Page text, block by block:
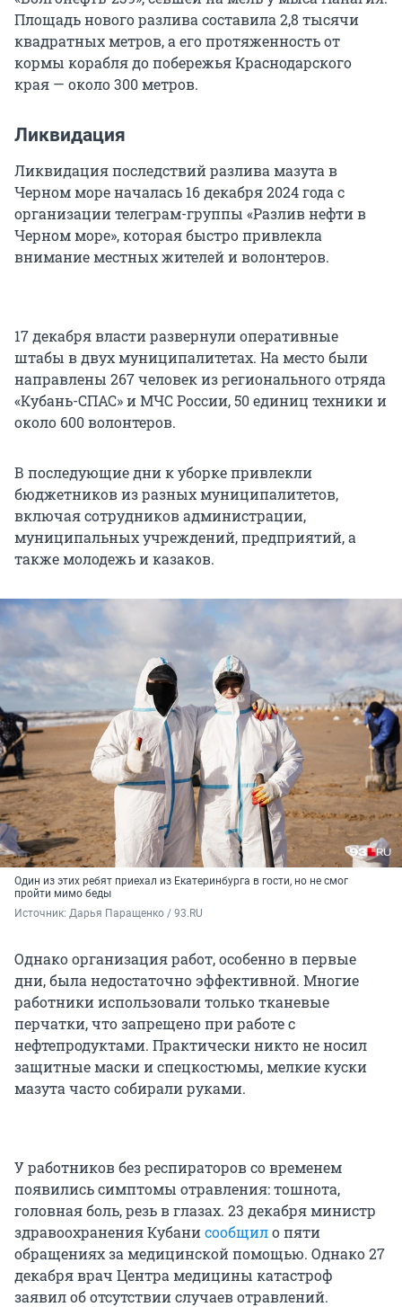
Площадь нового разлива составила 2,8 тысячи
квадратных метров, а его протяженность от
кормы корабля до побережья Краснодарского
края — около 300 метров.
Ликвидация
Ликвидация последствий разлива мазута в
Черном море началась 16 декабря 2024 года с
организации телеграм-группы «Разлив нефти в
Черном море», которая быстро привлекла
внимание местных жителей и волонтеров.
17 декабря власти развернули оперативные
штабы в двух муниципалитетах. На место были
направлены 267 человек из регионального отряда
«Кубань-СПАС» и МЧС России, 50 единиц техники и
около 600 волонтеров.
В последующие дни к уборке привлекли
бюджетников из разных муниципалитетов,
включая сотрудников администрации,
муниципальных учреждений, предприятий, а
также молодежь и казаков.
Один из этих ребят приехал из Екатеринбурга в гости, но не смог
пройти мимо беды
Источник: Дарья Паращенко / 93.RU
Однако организация работ, особенно в первые
дни, была недостаточно эффективной. Многие
работники использовали только тканевые
перчатки, что запрещено при работе с
нефтепродуктами. Практически никто не носил
защитные маски и спецкостюмы, мелкие куски
мазута часто собирали руками.
У работников без респираторов со временем
появились симптомы отравления: тошнота,
головная боль, резь в глазах. 23 декабря министр
здравоохранения Кубанисообщило пяти
обращениях за медицинской помощью. Однако 27
декабря врач Центра медицины катастроф
заявил об отсутствии случаев отравлений.